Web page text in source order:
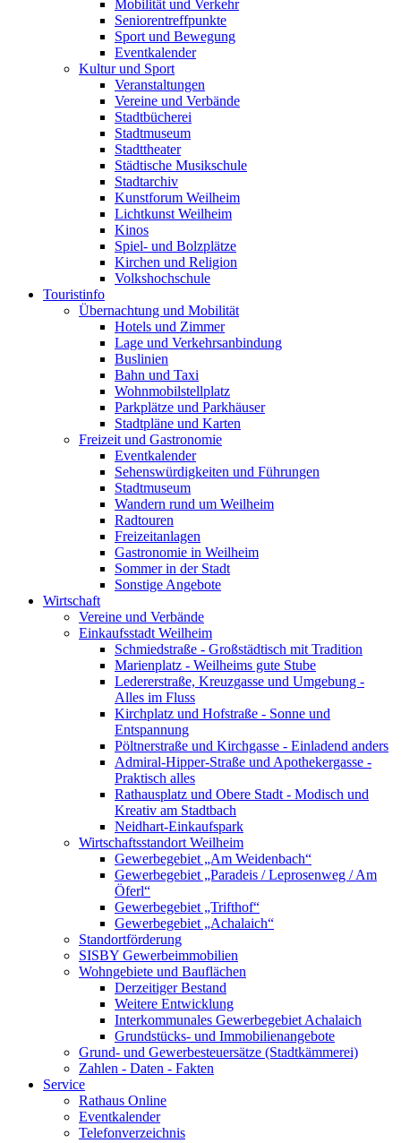
Mobilität und Verkehr
Seniorentreffpunkte
Sport und Bewegung
Eventkalender
Kultur und Sport
Veranstaltungen
Vereine und Verbände
Stadtbücherei
Stadtmuseum
Stadttheater
Städtische Musikschule
Stadtarchiv
Kunstforum Weilheim
Lichtkunst Weilheim
Kinos
Spiel- und Bolzplätze
Kirchen und Religion
Volkshochschule
Touristinfo
Übernachtung und Mobilität
Hotels und Zimmer
Lage und Verkehrsanbindung
Buslinien
Bahn und Taxi
Wohnmobilstellplatz
Parkplätze und Parkhäuser
Stadtpläne und Karten
Freizeit und Gastronomie
Eventkalender
Sehenswürdigkeiten und Führungen
Stadtmuseum
Wandern rund um Weilheim
Radtouren
Freizeitanlagen
Gastronomie in Weilheim
Sommer in der Stadt
Sonstige Angebote
Wirtschaft
Vereine und Verbände
Einkaufsstadt Weilheim
Schmiedstraße - Großstädtisch mit Tradition
Marienplatz - Weilheims gute Stube
Ledererstraße, Kreuzgasse und Umgebung -
Alles im Fluss
Kirchplatz und Hofstraße - Sonne und
Entspannung
Pöltnerstraße und Kirchgasse - Einladend anders
Admiral-Hipper-Straße und Apothekergasse -
Praktisch alles
Rathausplatz und Obere Stadt - Modisch und
Kreativ am Stadtbach
Neidhart-Einkaufspark
Wirtschaftsstandort Weilheim
Gewerbegebiet „Am Weidenbach“
Gewerbegebiet „Paradeis / Leprosenweg / Am
Öferl“
Gewerbegebiet „Trifthof“
Gewerbegebiet „Achalaich“
Standortförderung
SISBY Gewerbeimmobilien
Wohngebiete und Bauflächen
Derzeitiger Bestand
Weitere Entwicklung
Interkommunales Gewerbegebiet Achalaich
Grundstücks- und Immobilienangebote
Grund- und Gewerbesteuersätze (Stadtkämmerei)
Zahlen - Daten - Fakten
Service
Rathaus Online
Eventkalender
Telefonverzeichnis